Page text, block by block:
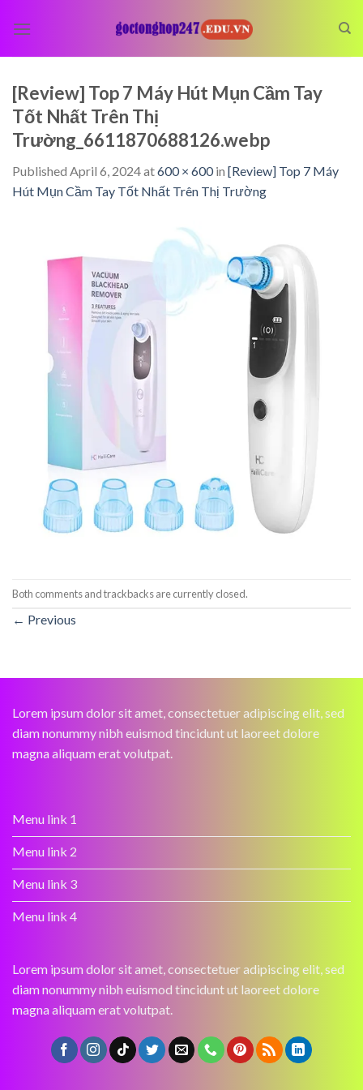
[Review] Top 7 Máy Hút Mụn Cầm Tay
Tốt Nhất Trên Thị
Trường_6611870688126.webp
Published April 6, 2024at600 × 600in [Review] Top 7 Máy
Hút Mụn Cầm Tay Tốt Nhất Trên Thị Trường
Both comments and trackbacks are currently closed.
← Previous
Lorem ipsum dolor sit amet, consectetuer adipiscing elit, sed
diam nonummy nibh euismod tincidunt ut laoreet dolore
magna aliquam erat volutpat.
Menu link 1
Menu link 2
Menu link 3
Menu link 4
Lorem ipsum dolor sit amet, consectetuer adipiscing elit, sed
diam nonummy nibh euismod tincidunt ut laoreet dolore
magna aliquam erat volutpat.